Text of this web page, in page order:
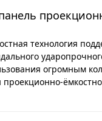
технология
огромным